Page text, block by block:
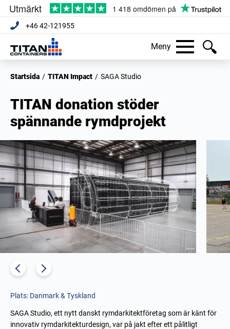
+46 42-121955
Meny
Startsida / TITAN Impact / SAGA Studio
TITAN donation stöder
spännande rymdprojekt
Plats: Danmark & Tyskland
SAGA Studio, ett nytt danskt rymdarkitektföretag som är känt för
innovativ rymdarkitekturdesign, var på jakt efter ett pålitligt